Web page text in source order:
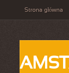
Strona główna